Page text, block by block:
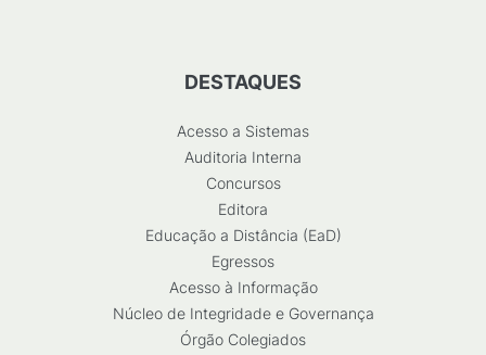
DESTAQUES
Acesso a Sistemas
Auditoria Interna
Concursos
Editora
Educação a Distância (EaD)
Egressos
Acesso à Informação
Núcleo de Integridade e Governança
Órgão Colegiados